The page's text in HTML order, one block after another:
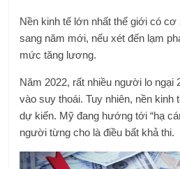
Nền kinh tế lớn nhất thế giới có
sang năm mới, nếu xét đến lạm
mức tăng lương.
Năm 2022, rất nhiều người lo ngại
vào suy thoái. Tuy nhiên, nền kinh
dự kiến. Mỹ đang hướng tới “hạ
người từng cho là điều bất khả thi.